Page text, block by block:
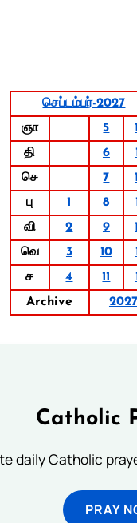
செப்டம்பர்-2027
ஞா
5
தி
6
செ
7
பு
1 8
வி
2 9
வெ
3 10
ச
4 11
Archive
2027
Catholic
daily Catholic
PRAY